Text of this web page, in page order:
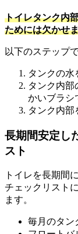
トイレタンク内
ためには欠かせ
以下のステップ
タンクの水
タンク内部
かいブラシ
タンク内部
長期間安定し
スト
トイレを長期間
チェックリスト
ます。
毎月のタン